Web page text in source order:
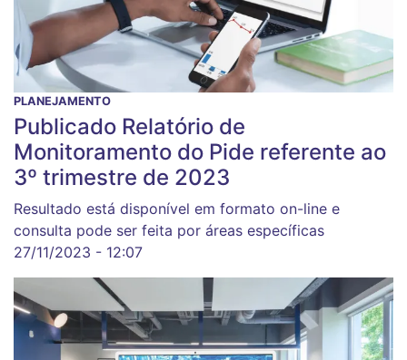
PLANEJAMENTO
Publicado Relatório de
Monitoramento do Pide referente ao
3º trimestre de 2023
Resultado está disponível em formato on-line e
consulta pode ser feita por áreas específicas
27/11/2023 - 12:07